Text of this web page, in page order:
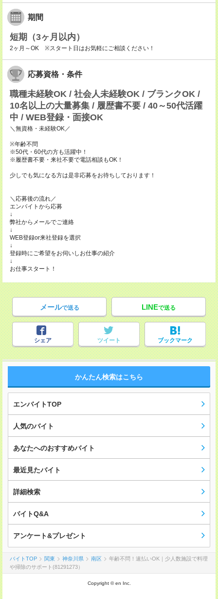
期間
短期（3ヶ月以内）
2ヶ月～OK ※スタート日はお気軽にご相談ください！
応募資格・条件
職種未経験OK / 社会人未経験OK / ブランクOK /
10名以上の大量募集 / 履歴書不要 / 40～50代活躍
中 / WEB登録・面接OK
＼無資格・未経験OK／
※年齢不問
※50代・60代の方も活躍中！
※履歴書不要・来社不要で電話相談もOK！
少しでも気になる方は是非応募をお待ちしております！
＼応募後の流れ／
エンバイトから応募
↓
弊社からメールでご連絡
↓
WEB登録or来社登録を選択
↓
登録時にご希望をお伺いしお仕事の紹介
↓
お仕事スタート！
メールで送る LINEで送る
シェア ツイート ブックマーク
かんたん検索はこちら
エンバイトTOP
人気のバイト
あなたへのおすすめバイト
最近見たバイト
詳細検索
バイトQ&A
アンケート&プレゼント
バイトTOP 関東 神奈川県 南区
年齢不問！速払いOK｜少人数施設で料理
や掃除のサポート(81291273）
Copyright © en Inc.